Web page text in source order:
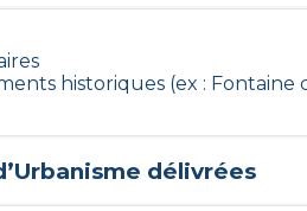
historiques (ex :
délivrées